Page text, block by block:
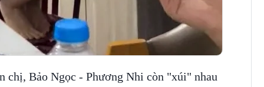
chị, Bảo Ngọc - Phương Nhi còn "xúi" nhau